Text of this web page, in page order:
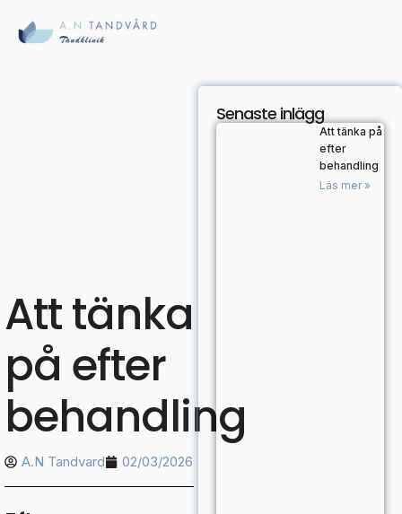
Att tänka
på efter
behandling
A.N Tandvard 02/03/2026
Senaste inlägg
Att tänka på
efter
behandling
Läs mer »